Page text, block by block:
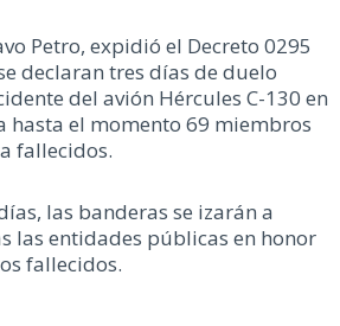
Petro, expidió el Decreto 0295
declaran tres días de duelo
del avión Hércules C-130 en
hasta el momento 69 miembros
fallecidos.
las banderas se izarán a
las entidades públicas en honor
fallecidos.